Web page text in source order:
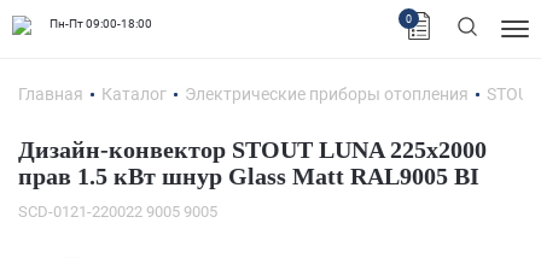
Пн-Пт 09:00-18:00 0
Главная Каталог Электрические приборы отопления
Дизайн-конвектор STOUT LUNA 225x2000
прав 1.5 кВт шнур Glass Matt RAL9005 BI
SCD-0121-220022 9005 9005